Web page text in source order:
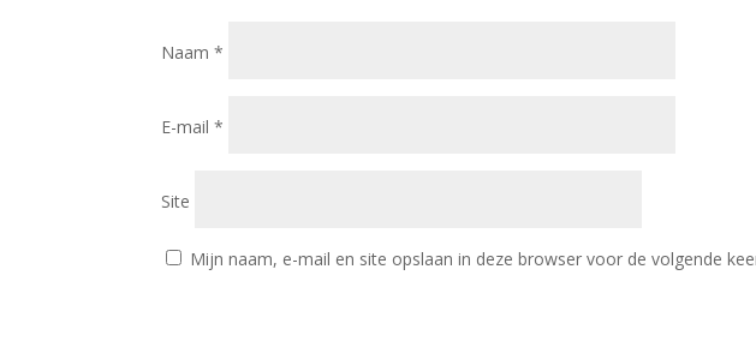
Naam*
E-mail*
Site
Mijn naam, e-mail en site opslaan in deze browser voor de volgende